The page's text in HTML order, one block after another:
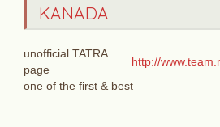
KANADA
unofficial TATRA
page
http://
one of the first & best